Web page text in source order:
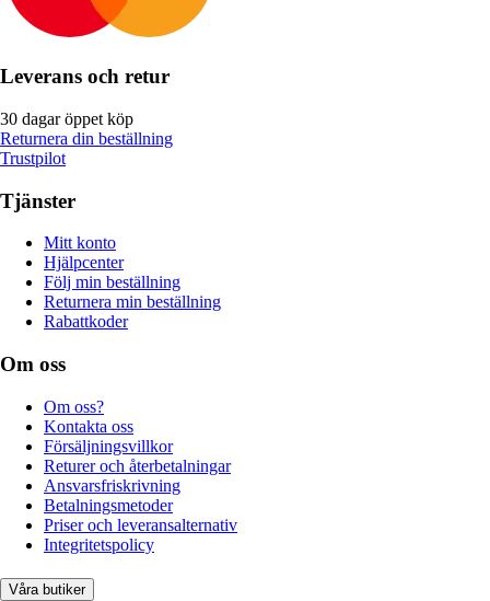
Leverans och retur
30 dagar öppet köp
Returnera din beställning
Trustpilot
Tjänster
Mitt konto
Hjälpcenter
Följ min beställning
Returnera min beställning
Rabattkoder
Om oss
Om oss?
Kontakta oss
Försäljningsvillkor
Returer och återbetalningar
Ansvarsfriskrivning
Betalningsmetoder
Priser och leveransalternativ
Integritetspolicy
Våra butiker